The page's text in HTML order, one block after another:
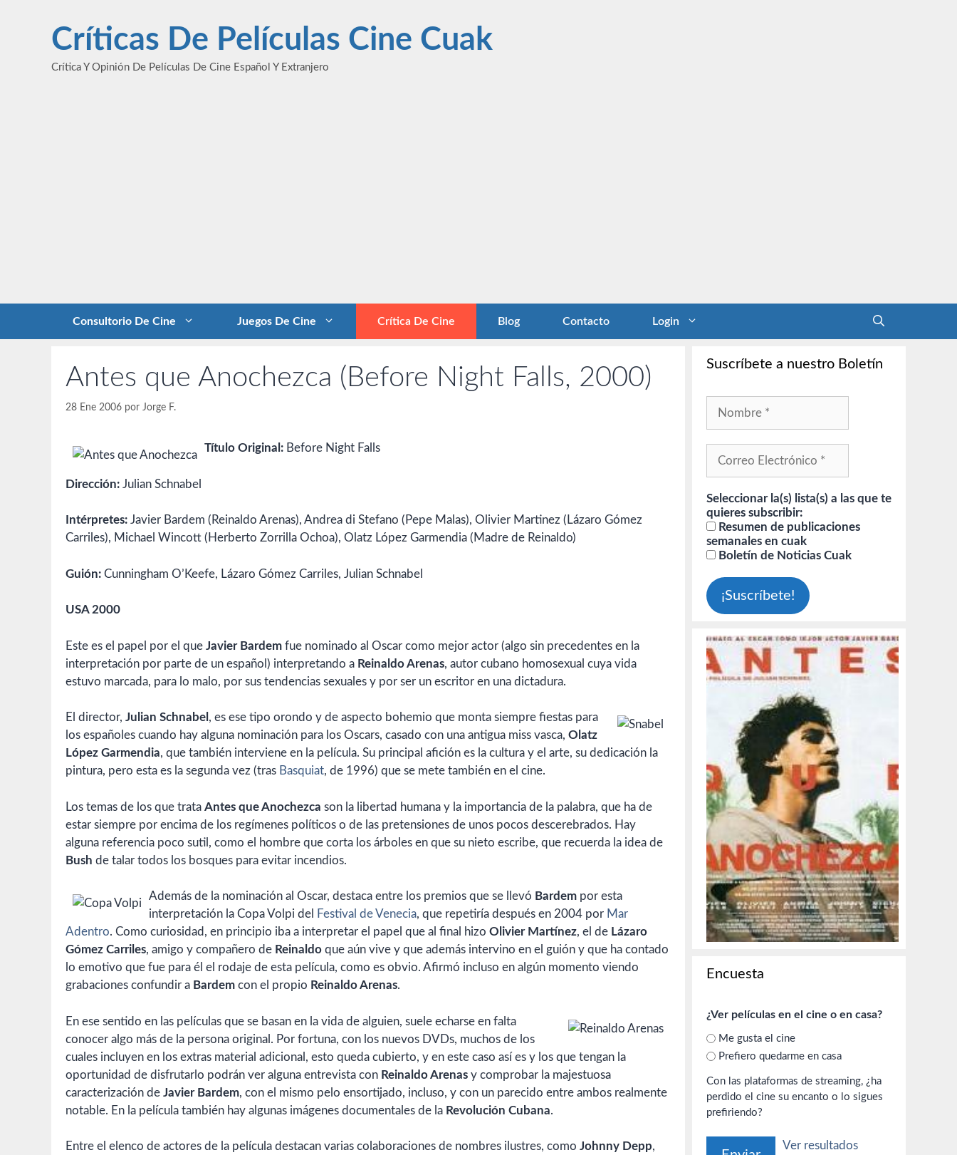
contenidoCríticas De Películas Cine Cuak
Crítica Y Opinión De Películas De Cine Español Y Extranjero
Consultorio De Cine Juegos De Cine Crítica De Cine Blog Contacto Login
Antes que Anochezca (Before Night Falls, 2000)
28 Ene 2006 por Jorge F.
Título Original: Before Night Falls
Dirección: Julian Schnabel
Intérpretes: Javier Bardem (Reinaldo Arenas), Andrea di Stefano (Pepe Malas), Olivier Martinez (Lázaro Gómez
Carriles), Michael Wincott (Herberto Zorrilla Ochoa), Olatz López Garmendia (Madre de Reinaldo)
Guión: Cunningham O’Keefe, Lázaro Gómez Carriles, Julian Schnabel
USA 2000
Este es el papel por el que Javier Bardem fue nominado al Oscar como mejor actor (algo sin precedentes en la
interpretación por parte de un español) interpretando a Reinaldo Arenas, autor cubano homosexual cuya vida
estuvo marcada, para lo malo, por sus tendencias sexuales y por ser un escritor en una dictadura.
El director, Julian Schnabel , es ese tipo orondo y de aspecto bohemio que monta siempre fiestas para
los españoles cuando hay alguna nominación para los Oscars, casado con una antigua miss vasca, Olatz
López Garmendia, que también interviene en la película. Su principal afición es la cultura y el arte, su dedicación la
pintura, pero esta es la segunda vez (tras Basquiat, de 1996) que se mete también en el cine.
Los temas de los que trata Antes que Anochezca son la libertad humana y la importancia de la palabra, que ha de
estar siempre por encima de los regímenes políticos o de las pretensiones de unos pocos descerebrados. Hay
alguna referencia poco sutil, como el hombre que corta los árboles en que su nieto escribe, que recuerda la idea de
Bush de talar todos los bosques para evitar incendios.
Además de la nominación al Oscar, destaca entre los premios que se llevó Bardem por esta
interpretación la Copa Volpi del
Festival de Venecia, que repetiría después en 2004 por Mar
Adentro. Como curiosidad, en principio iba a interpretar el papel que al final hizo Olivier Martínez, el de Lázaro
Gómez Carriles, amigo y compañero de Reinaldo que aún vive y que además intervino en el guión y que ha contado
lo emotivo que fue para él el rodaje de esta película, como es obvio. Afirmó incluso en algún momento viendo
grabaciones confundir a Bardem con el propio Reinaldo Arenas.
En ese sentido en las películas que se basan en la vida de alguien, suele echarse en falta
conocer algo más de la persona original. Por fortuna, con los nuevos DVDs, muchos de los
cuales incluyen en los extras material adicional, esto queda cubierto, y en este caso así es y los que tengan la
oportunidad de disfrutarlo podrán ver alguna entrevista con Reinaldo Arenas y comprobar la majestuosa
caracterización de Javier Bardem, con el mismo pelo ensortijado, incluso, y con un parecido entre ambos realmente
notable. En la película también hay algunas imágenes documentales de la Revolución Cubana.
Entre el elenco de actores de la película destacan varias colaboraciones de nombres ilustres, como Johnny Depp,
Suscríbete a nuestro Boletín
Seleccionar la(s) lista(s) a las que te
quieres subscribir:
Resumen de publicaciones
semanales en cuak
Boletín de Noticias Cuak
Encuesta
¿Ver películas en el cine o en casa?
Me gusta el cine
Prefiero quedarme en casa
Con las plataformas de streaming, ¿ha
perdido el cine su encanto o lo sigues
prefiriendo?
Ver resultados